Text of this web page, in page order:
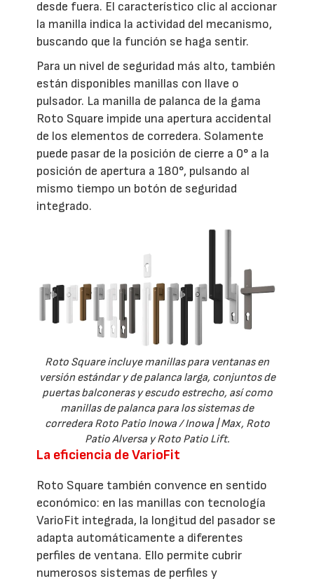
desde fuera. El característico clic al accionar
la manilla indica la actividad del mecanismo,
buscando que la función se haga sentir.
Para un nivel de seguridad más alto, también
están disponibles manillas con llave o
pulsador. La manilla de palanca de la gama
Roto Square impide una apertura accidental
de los elementos de corredera. Solamente
puede pasar de la posición de cierre a 0° a la
posición de apertura a 180°, pulsando al
mismo tiempo un botón de seguridad
integrado.
Roto Square incluye manillas para ventanas en
versión estándar y de palanca larga, conjuntos de
puertas balconeras y escudo estrecho, así como
manillas de palanca para los sistemas de
corredera Roto Patio Inowa / Inowa | Max, Roto
Patio Alversa y Roto Patio Lift.
La eficiencia de VarioFit
Roto Square también convence en sentido
económico: en las manillas con tecnología
VarioFit integrada, la longitud del pasador se
adapta automáticamente a diferentes
perfiles de ventana. Ello permite cubrir
numerosos sistemas de perfiles y